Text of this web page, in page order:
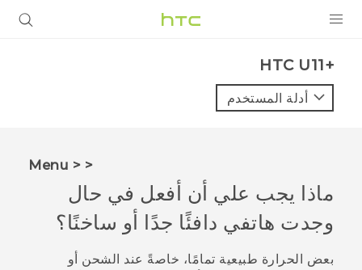
VIVE
VIVERSE
البرامج + التطبيقات
الدعم
HTC U11+‎
أدلة المستخدم
< < Menu
ماذا يجب علي أن أفعل في حال
وجدت هاتفي دافئًا جدًا أو ساخنًا؟
بعض الحرارة طبيعية تمامًا، خاصةً عند الشحن أو